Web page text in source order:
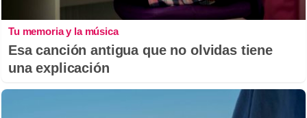
Tu memoria y la música
Esa canción antigua que no olvidas tiene
una explicación